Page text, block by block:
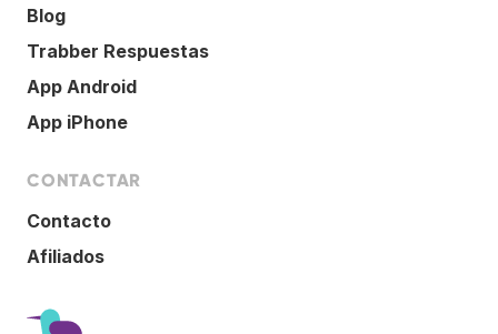
Blog
Trabber Respuestas
App Android
App iPhone
CONTACTAR
Contacto
Afiliados